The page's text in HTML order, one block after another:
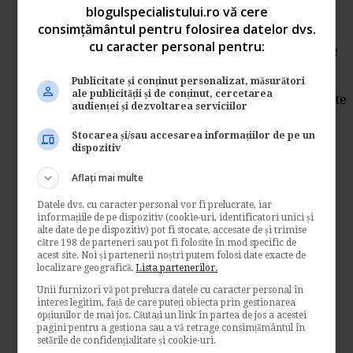
Nerespectarea normelor de
protectia muncii. Penalizare
deE-juridic.ro
Vom afla prin randurile urmatoare cum poate
fi penalizat un angajat care nu respecta
procedurille...
Resurse juridice
→Citeste mai departe
Model: Contract de
voluntariat
deLegislatiamuncii.ro
Va oferim, mai jos, un model de contract de
voluntariat. CONTRACT DE VOLUNTARIAT
Nr....
blogulspecialistului.ro vă cere
consimțământul pentru folosirea datelor dvs.
cu caracter personal pentru:
Publicitate și conținut personalizat, măsurători
ale publicității și de conținut, cercetarea
audienței și dezvoltarea serviciilor
Stocarea și/sau accesarea informațiilor de pe un
dispozitiv
Aflați mai multe
Datele dvs. cu caracter personal vor fi prelucrate, iar
informațiile de pe dispozitiv (cookie-uri, identificatori unici și
alte date de pe dispozitiv) pot fi stocate, accesate de și trimise
către 198 de parteneri sau pot fi folosite în mod specific de
acest site. Noi și partenerii noștri putem folosi date exacte de
localizare geografică.Lista partenerilor.
Unii furnizori vă pot prelucra datele cu caracter personal în
interes legitim, față de care puteți obiecta prin gestionarea
opțiunilor de mai jos. Căutați un link în partea de jos a acestei
pagini pentru a gestiona sau a vă retrage consimțământul în
setările de confidențialitate și cookie-uri.